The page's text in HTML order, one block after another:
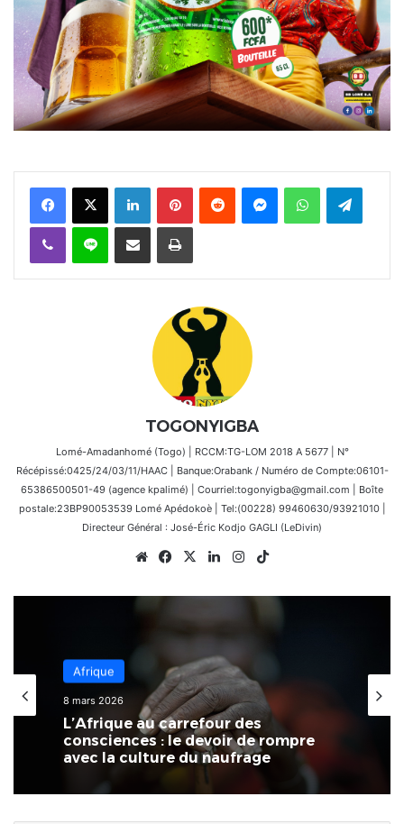
FacebookX Linkedin PinterestReddit MessengerWhatsAppTelegram
Viber Ligne Partager par email Imprimer
TOGONYIGBA
Lomé-Amadanhomé (Togo) | RCCM:TG-LOM 2018 A 5677 | N°
Récépissé:0425/24/03/11/HAAC | Banque:Orabank / Numéro de Compte:06101-
65386500501-49 (agence kpalimé) | Courriel:togonyigba@gmail.com | Boîte
postale:23BP90053539 Lomé Apédokoè | Tel:(00228) 99460630/93921010 |
Directeur Général : José-Éric Kodjo GAGLI (LeDivin)
WebsiteFacebook
X LinkedinInstagram
Afrique
8 mars 2026
L’Afrique au carrefour des
consciences : le devoir de rompre
Économie
3 mars 2026
Au Togo, il existe un écart